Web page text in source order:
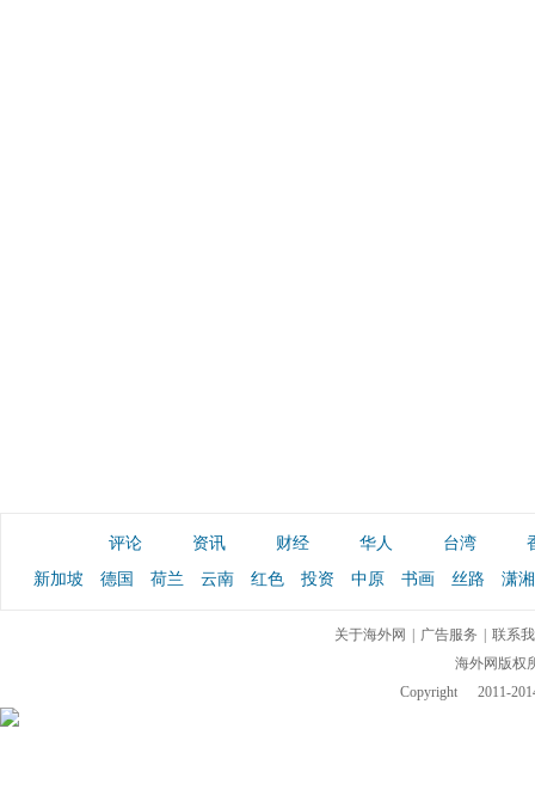
评论 资讯 财经 华人 台湾
新加坡
德国 荷兰 云南 红色 投资 中原 书画 丝路 潇湘
关于海外网 广告服务
联系
海外网版权
Copyright
2011-